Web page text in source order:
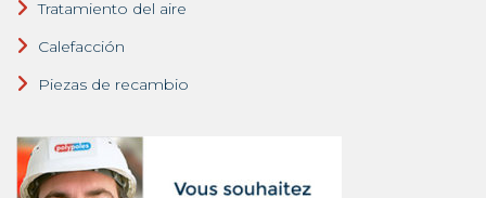
Tratamiento del aire
Calefacción
Piezas de recambio